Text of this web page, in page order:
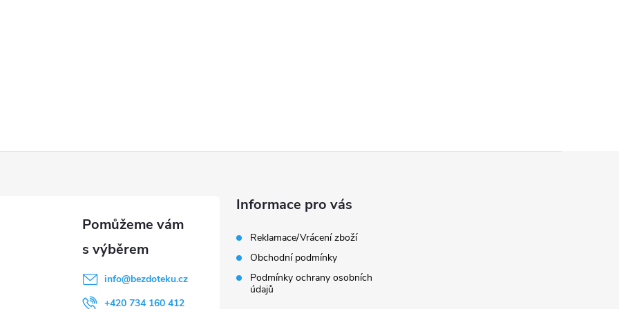
info@bezdoteku.cz
+420 734 160 412
Informace pro vás
Reklamace/Vrácení zboží
Obchodní podmínky
Podmínky ochrany osobních
údajů